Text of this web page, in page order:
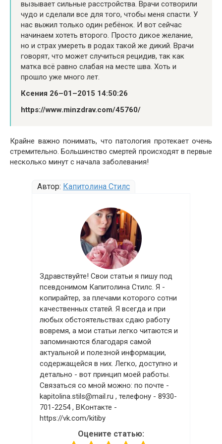
вызывает сильные расстройства. Врачи сотворили
чудо и сделали все для того, чтобы меня спасти. У
нас выжил только один ребёнок. И вот сейчас
начинаем хотеть второго. Просто дикое желание,
но и страх умереть в родах такой же дикий. Врачи
говорят, что может случиться рецидив, так как
матка всё равно слабая на месте шва. Хоть и
прошло уже много лет.
Ксения 26–01–2015 14:50:26
https://www.minzdrav.com/45760/
Крайне важно понимать, что патология протекает очень
стремительно. Большинство смертей происходят в первые
несколько минут с начала заболевания!
Автор: Капитолина Стилс
Здравствуйте! Свои статьи я пишу под
псевдонимом Капитолина Стилс. Я -
копирайтер, за плечами которого сотни
качественных статей. Я всегда и при
любых обстоятельствах сдаю работу
вовремя, а мои статьи легко читаются и
запоминаются благодаря самой
актуальной и полезной информации,
содержащейся в них. Легко, доступно и
детально - вот принцип моей работы.
Связаться со мной можно: по почте -
kapitolina.stils@mail.ru , телефону - 8930-
701-2254 , ВКонтакте -
https://vk.com/kitiby
Оцените статью: